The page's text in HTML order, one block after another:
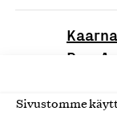
Sivustomme
Double